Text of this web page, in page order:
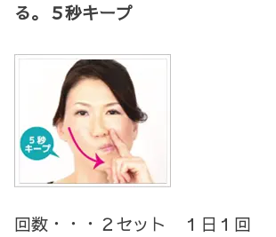
る。５秒キープ
回数・・・２セット １日１回